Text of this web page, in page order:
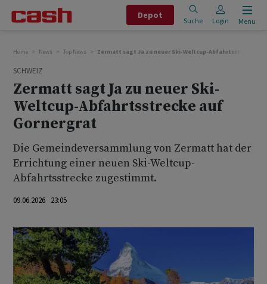
Depot
Suche Login Menu
Home News Top News Zermatt sagt Ja zu neuer Ski-Weltcup-Abfahrtsstrecke
SCHWEIZ
Zermatt sagt Ja zu neuer Ski-
Weltcup-Abfahrtsstrecke auf
Gornergrat
Die Gemeindeversammlung von Zermatt hat der
Errichtung einer neuen Ski-Weltcup-
Abfahrtsstrecke zugestimmt.
09.06.2026 23:05